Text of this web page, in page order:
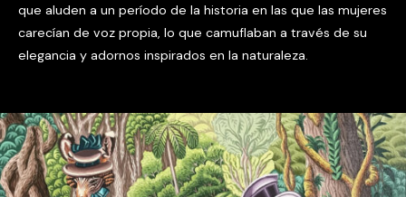
que aluden a un período de la historia en las que las mujeres
carecían de voz propia, lo que camuflaban a través de su
elegancia y adornos inspirados en la naturaleza.